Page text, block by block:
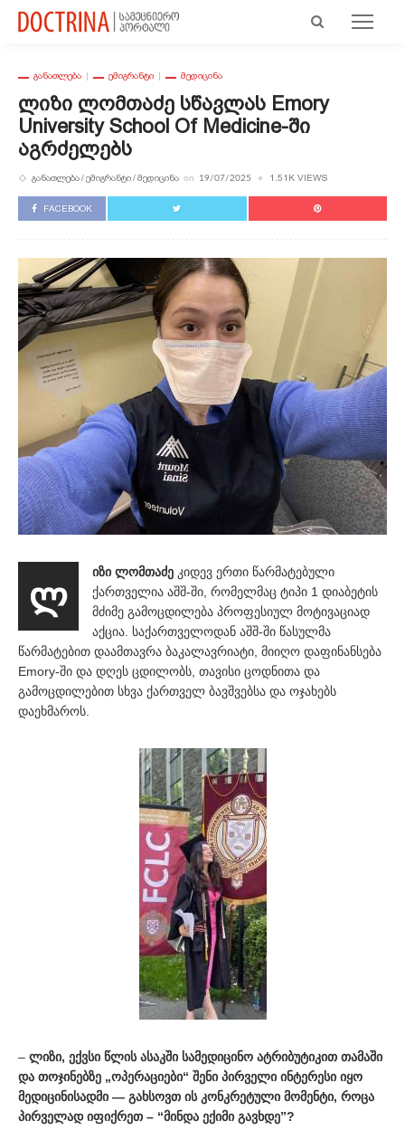
ᲒᲐᲜᲐᲗᲚᲔᲑᲐ ᲔᲛᲘᲒᲠᲐᲜᲢᲘ ᲛᲔᲓᲘᲪᲘᲜᲐ
Ლიზი Ლომთაძე Სწავლას Emory
University School Of Medicine-Ში
Აგრძელებს
ᲒᲐᲜᲐᲗᲚᲔᲑᲐ ᲔᲛᲘᲒᲠᲐᲜᲢᲘ ᲛᲔᲓᲘᲪᲘᲜᲐ on 19/07/2025 1.51K VIEWS
FACEBOOK
ლ
იზი ლომთაძე კიდევ ერთი წარმატებული
ქართველია აშშ-ში, რომელმაც ტიპი 1 დიაბეტის
მძიმე გამოცდილება პროფესიულ მოტივაციად
აქცია. საქართველოდან აშშ-ში წასულმა
წარმატებით დაამთავრა ბაკალავრიატი, მიიღო დაფინანსება
Emory-ში და დღეს ცდილობს, თავისი ცოდნითა და
გამოცდილებით სხვა ქართველ ბავშვებსა და ოჯახებს
დაეხმაროს.
– ლიზი, ექვსი წლის ასაკში სამედიცინო ატრიბუტიკით თამაში
და თოჯინებზე „ოპერაციები“ შენი პირველი ინტერესი იყო
მედიცინისადმი — გახსოვთ ის კონკრეტული მომენტი, როცა
პირველად იფიქრეთ – “მინდა ექიმი გავხდე”?